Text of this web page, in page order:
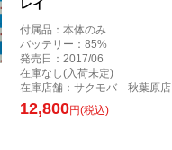
レイ
付属品：本体のみ
バッテリー：85%
発売日：2017/06
在庫なし(入荷未定)
在庫店舗：サクモバ 秋葉原店
12,800円(税込)